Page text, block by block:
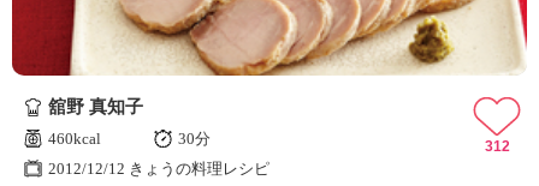
舘野 真知子
460kcal
30分
2012/12/12 きょうの料理レシピ
312